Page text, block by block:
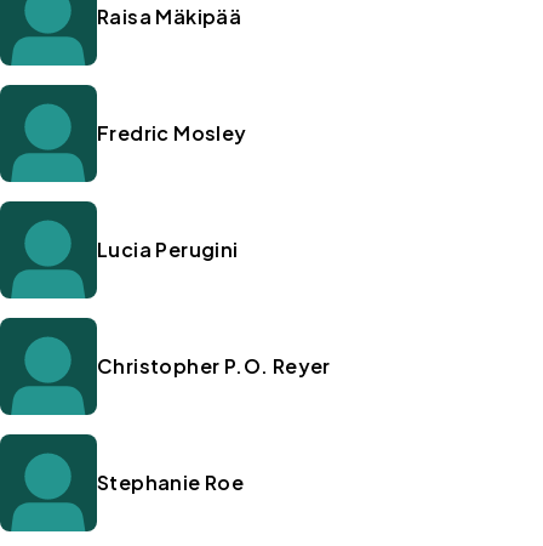
Raisa Mäkipää
Fredric Mosley
Lucia Perugini
Christopher P.O. Reyer
Stephanie Roe